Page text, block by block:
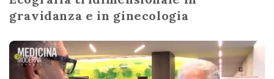
gravidanza e in ginecologia